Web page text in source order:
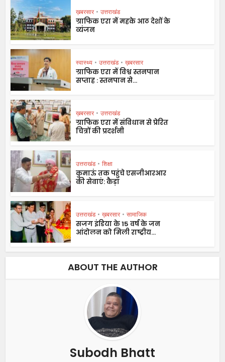
ख़बरसार • उत्तराखंड
ग्राफिक एरा में महके आठ देशों के
व्यंजन
स्वास्थ्य • उत्तराखंड • ख़बरसार
ग्राफिक एरा में विश्व स्तनपान
सप्ताह : स्तनपान से...
ख़बरसार • उत्तराखंड
ग्राफिक एरा में संविधान से प्रेरित
चित्रों की प्रदर्शनी
उत्तराखंड • शिक्षा
कुमाऊं तक पहुंचे एसजीआरआर
की सेवाएं: कैड़ा
उत्तराखंड • ख़बरसार • सामाजिक
सजग इंडिया के 15 वर्ष के जन
आंदोलन को मिली राष्ट्रीय...
ABOUT THE AUTHOR
Subodh Bhatt